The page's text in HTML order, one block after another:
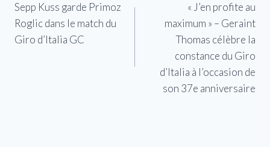
de
l’article
Sepp Kuss garde Primoz
Roglic dans le match du
Giro d’Italia GC
« J’en profite au
maximum » – Geraint
Thomas célèbre la
constance du Giro
d’Italia à l’occasion de
son 37e anniversaire